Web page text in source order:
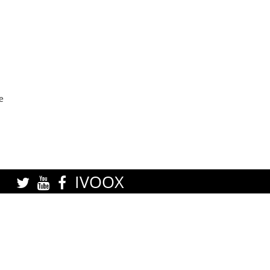
IVOOX